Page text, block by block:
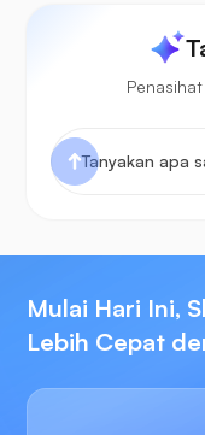
Mulai Hari Ini,
Lebih Cepat